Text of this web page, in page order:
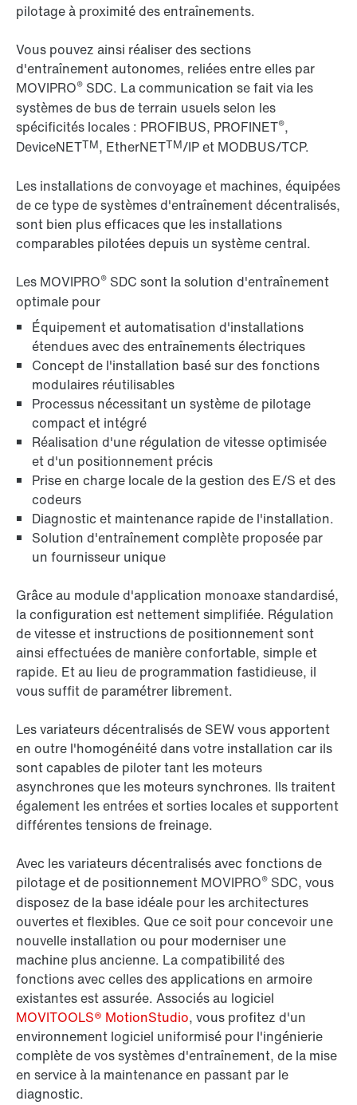
pilotage à proximité des entraînements.
Vous pouvez ainsi réaliser des sections
d'entraînement autonomes, reliées entre elles par
MOVIPRO® SDC. La communication se fait via les
systèmes de bus de terrain usuels selon les
spécificités locales : PROFIBUS, PROFINET®,
DeviceNETTM, EtherNETTM/IP et MODBUS/TCP.
Les installations de convoyage et machines, équipées
de ce type de systèmes d'entraînement décentralisés,
sont bien plus efficaces que les installations
comparables pilotées depuis un système central.
Les MOVIPRO® SDC sont la solution d'entraînement
optimale pour
Équipement et automatisation d'installations
étendues avec des entraînements électriques
Concept de l'installation basé sur des fonctions
modulaires réutilisables
Processus nécessitant un système de pilotage
compact et intégré
Réalisation d'une régulation de vitesse optimisée
et d'un positionnement précis
Prise en charge locale de la gestion des E/S et des
codeurs
Diagnostic et maintenance rapide de l'installation.
Solution d'entraînement complète proposée par
un fournisseur unique
Grâce au module d'application monoaxe standardisé,
la configuration est nettement simplifiée. Régulation
de vitesse et instructions de positionnement sont
ainsi effectuées de manière confortable, simple et
rapide. Et au lieu de programmation fastidieuse, il
vous suffit de paramétrer librement.
Les variateurs décentralisés de SEW vous apportent
en outre l'homogénéité dans votre installation car ils
sont capables de piloter tant les moteurs
asynchrones que les moteurs synchrones. Ils traitent
également les entrées et sorties locales et supportent
différentes tensions de freinage.
Avec les variateurs décentralisés avec fonctions de
pilotage et de positionnement MOVIPRO® SDC, vous
disposez de la base idéale pour les architectures
ouvertes et flexibles. Que ce soit pour concevoir une
nouvelle installation ou pour moderniser une
machine plus ancienne. La compatibilité des
fonctions avec celles des applications en armoire
existantes est assurée. Associés au logiciel
MOVITOOLS® MotionStudio, vous profitez d'un
environnement logiciel uniformisé pour l'ingénierie
complète de vos systèmes d'entraînement, de la mise
en service à la maintenance en passant par le
diagnostic.